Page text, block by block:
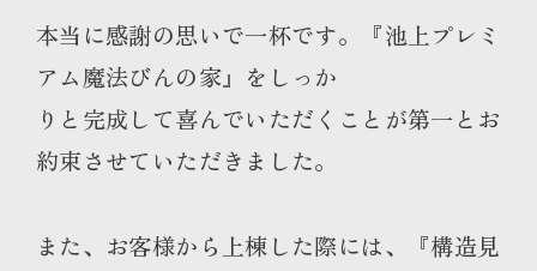
本当に感謝の思いで一杯です。『池上プレミ
アム魔法びんの家』をしっか
りと完成して喜んでいただくことが第一とお
約束させていただきました。
また、お客様から上棟した際には、『構造見